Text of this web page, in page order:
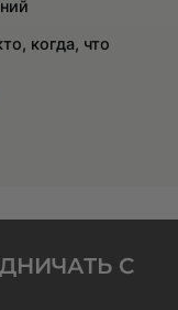
когда, что
С